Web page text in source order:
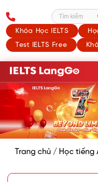
Khóa Học IELTS
Test IELTS Free
Tìm kiếm
Trang chủ / Học tiếng